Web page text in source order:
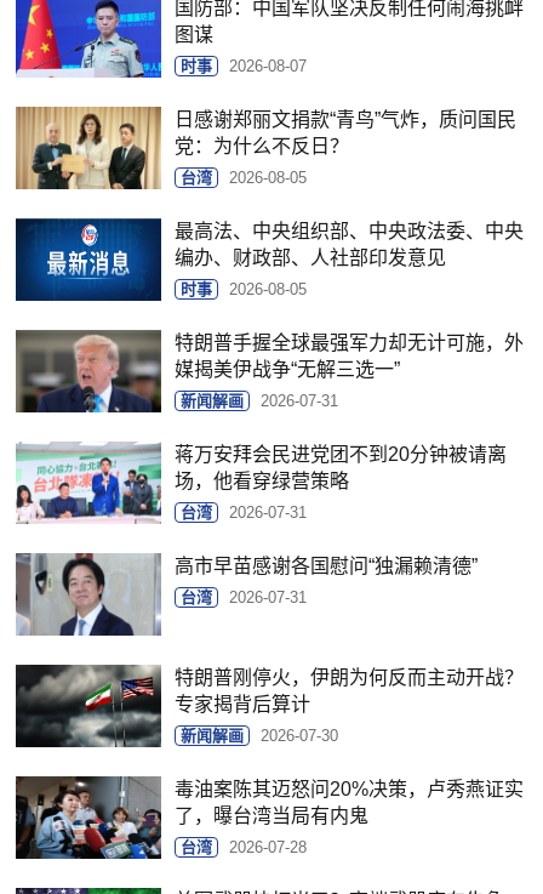
国防部：中国军队坚决反制任何闹海挑衅
图谋
时事 2026-08-07
日感谢郑丽文捐款“青鸟”气炸，质问国民
党：为什么不反日？
台湾 2026-08-05
最高法、中央组织部、中央政法委、中央
编办、财政部、人社部印发意见
时事 2026-08-05
特朗普手握全球最强军力却无计可施，外
媒揭美伊战争“无解三选一”
新闻解画 2026-07-31
蒋万安拜会民进党团不到20分钟被请离
场，他看穿绿营策略
台湾 2026-07-31
高市早苗感谢各国慰问“独漏赖清德”
台湾 2026-07-31
特朗普刚停火，伊朗为何反而主动开战？
专家揭背后算计
新闻解画 2026-07-30
毒油案陈其迈怒问20%决策，卢秀燕证实
了，曝台湾当局有内鬼
台湾 2026-07-28